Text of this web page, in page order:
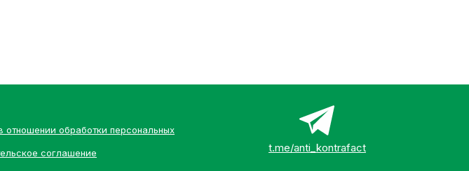
отношении обработки персональных
t.me/anti_kontrafact
соглашение